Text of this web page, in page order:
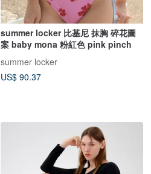
summer locker 比基尼 抹胸 碎花圖
案 baby mona 粉紅色 pink pinch
summer locker
US$ 90.37